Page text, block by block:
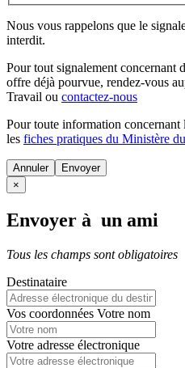
Nous vous rappelons que le
interdit.
Pour tout signalement concernant
offre déjà pourvue, rendez-vous
Travail ou contactez-nous
Pour toute information concernant
les fiches pratiques du Ministère
Annuler
×
Envoyer à un ami
Tous les champs sont obligatoires
Destinataire
Vos coordonnées Votre nom
Votre adresse électronique